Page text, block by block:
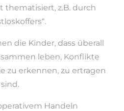
thematisiert, z.B. durch
die Kinder, dass überall
leben, Konflikte
zu erkennen, zu ertragen
Handeln